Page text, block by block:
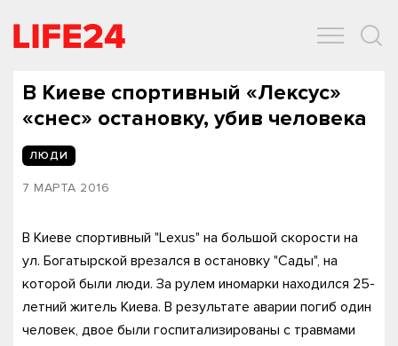
В Киеве спортивный «Лексус»
«снес» остановку, убив человека
ЛЮДИ
7 МАРТА 2016
В Киеве спортивный "Lexus" на большой скорости на
ул. Богатырской врезался в остановку "Сады", на
которой были люди. За рулем иномарки находился 25-
летний житель Киева. В результате аварии погиб один
человек, двое были госпитализированы с травмами